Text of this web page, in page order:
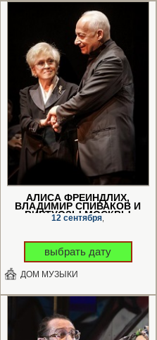
АЛИСА ФРЕЙНДЛИХ,
ВЛАДИМИР СПИВАКОВ И
«ВИРТУОЗЫ МОСКВЫ»
12 сентября
выбрать дату
ДОМ МУЗЫКИ